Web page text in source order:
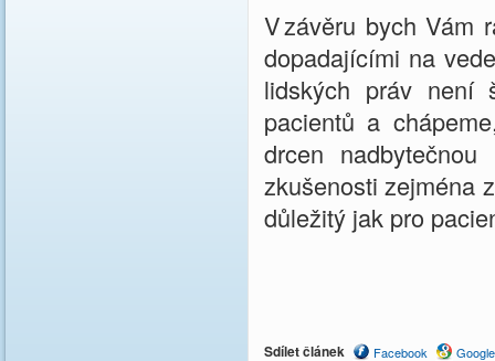
V závěru bych Vám
dopadajícími na
lidských práv není
pacientů a
drcen
zkušenosti zejména
důležitý jak pro
Sdílet článek Facebook Google